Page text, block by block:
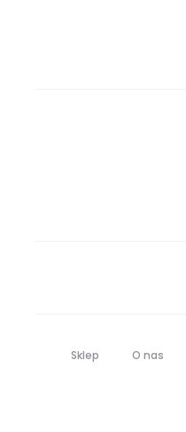
Sklep O nas